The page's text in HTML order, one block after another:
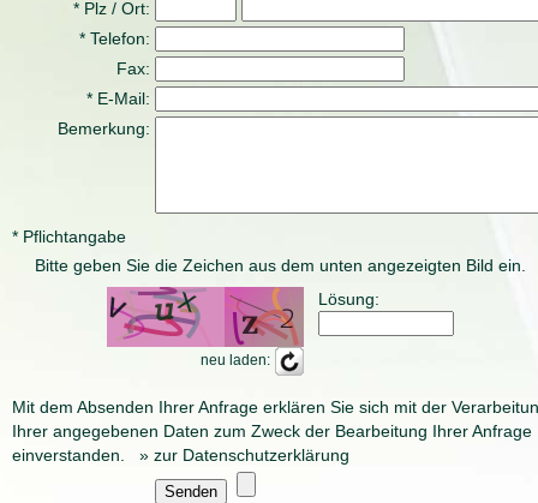
* Plz / Ort:
* Telefon:
Fax:
* E-Mail:
Bemerkung:
* Pflichtangabe
Bitte geben Sie die Zeichen aus dem unten angezeigten Bild ein.
neu laden:
Lösung:
Mit dem Absenden Ihrer Anfrage erklären Sie sich mit der
Ihrer angegebenen Daten zum Zweck der Bearbeitung Ihrer Anfrage
einverstanden. » zur Datenschutzerklärung